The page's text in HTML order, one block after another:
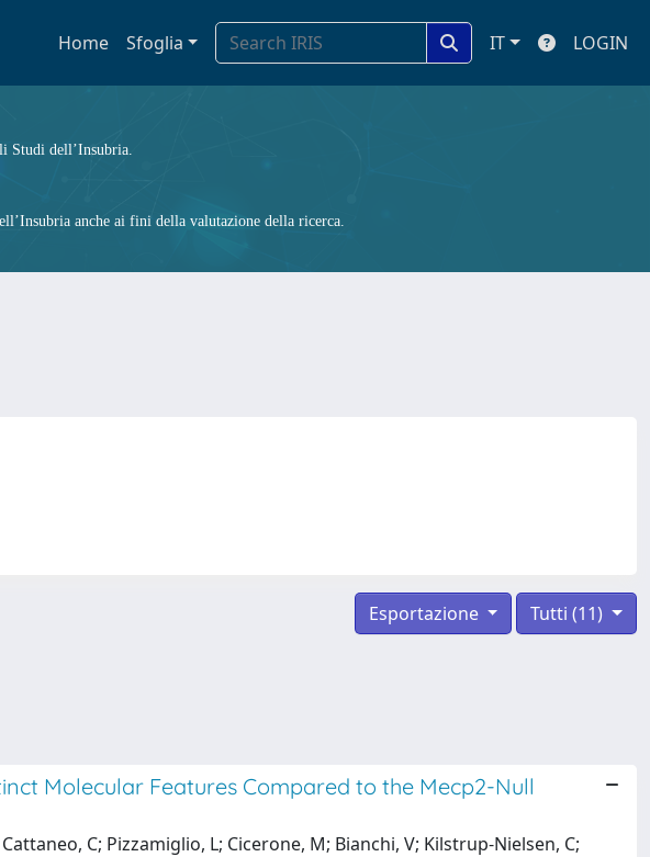
Home Sfoglia IT LOGIN
Studi dell’Insubria.
anche ai fini della valutazione della ricerca.
Tutti (11)
Esportazione
Molecular Features Compared to the Mecp2-Null
C; Pizzamiglio, L; Cicerone, M; Bianchi, V; Kilstrup-Nielsen, C;